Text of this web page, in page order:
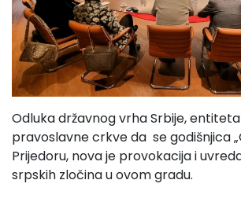
Odluka državnog vrha Srbije, entiteta
pravoslavne crkve da se godišnjica
Prijedoru, nova je provokacija i
srpskih zločina u ovom gradu.